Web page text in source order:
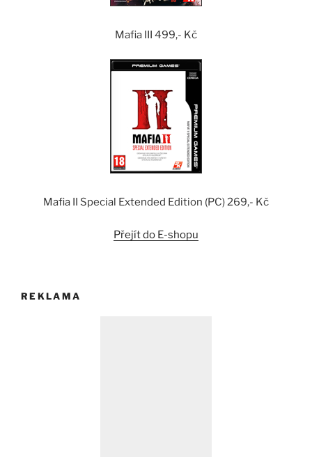
Mafia III 499,- Kč
Mafia II Special Extended Edition (PC) 269,- Kč
Přejít do E-shopu
REKLAMA